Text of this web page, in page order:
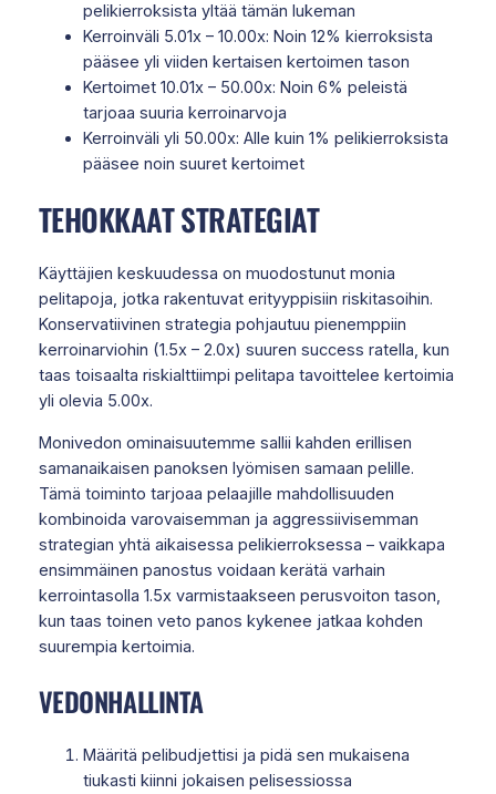
pelikierroksista yltää tämän lukeman
Kerroinväli 5.01x – 10.00x: Noin 12% kierroksista
pääsee yli viiden kertaisen kertoimen tason
Kertoimet 10.01x – 50.00x: Noin 6% peleistä
tarjoaa suuria kerroinarvoja
Kerroinväli yli 50.00x: Alle kuin 1% pelikierroksista
pääsee noin suuret kertoimet
TEHOKKAAT STRATEGIAT
Käyttäjien keskuudessa on muodostunut monia
pelitapoja, jotka rakentuvat erityyppisiin riskitasoihin.
Konservatiivinen strategia pohjautuu pienemppiin
kerroinarviohin (1.5x – 2.0x) suuren success ratella, kun
taas toisaalta riskialttiimpi pelitapa tavoittelee kertoimia
yli olevia 5.00x.
Monivedon ominaisuutemme sallii kahden erillisen
samanaikaisen panoksen lyömisen samaan pelille.
Tämä toiminto tarjoaa pelaajille mahdollisuuden
kombinoida varovaisemman ja aggressiivisemman
strategian yhtä aikaisessa pelikierroksessa – vaikkapa
ensimmäinen panostus voidaan kerätä varhain
kerrointasolla 1.5x varmistaakseen perusvoiton tason,
kun taas toinen veto panos kykenee jatkaa kohden
suurempia kertoimia.
VEDONHALLINTA
Määritä pelibudjettisi ja pidä sen mukaisena
tiukasti kiinni jokaisen pelisessiossa